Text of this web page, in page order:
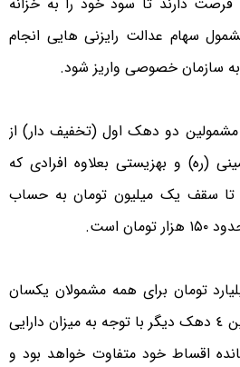
با ۶۰ شرکت مشمول سهام عدالت رایزنی هایی انجام
به سازمان خصوصی واریز شود.
دو دهک اول (تخفیف دار) از
(ره) و بهزیستی بعلاوه افرادی که
تا سقف یک میلیون تومان به حساب
۴ هزار میلیارد تومان برای همه مشمولان یکسان
نخواهد بود، و برای مشمولین ٤ دهک دیگر با توجه به میزان دارایی
اقساط خود متفاوت خواهد بود و